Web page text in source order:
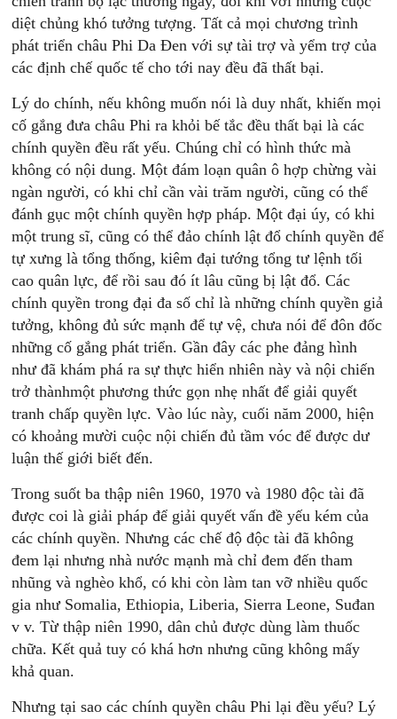
diệt chủng khó tưởng tượng. Tất cả mọi chương trình
phát triển châu Phi Da Đen với sự tài trợ và yểm trợ của
các định chế quốc tế cho tới nay đều đã thất bại.
Lý do chính, nếu không muốn nói là duy nhất, khiến mọi
cố gắng đưa châu Phi ra khỏi bế tắc đều thất bại là các
chính quyền đều rất yếu. Chúng chỉ có hình thức mà
không có nội dung. Một đám loạn quân ô hợp chừng vài
ngàn người, có khi chỉ cần vài trăm người, cũng có thể
đánh gục một chính quyền hợp pháp. Một đại úy, có khi
một trung sĩ, cũng có thể đảo chính lật đổ chính quyền để
tự xưng là tổng thống, kiêm đại tướng tổng tư lệnh tối
cao quân lực, để rồi sau đó ít lâu cũng bị lật đổ. Các
chính quyền trong đại đa số chỉ là những chính quyền giả
tưởng, không đủ sức mạnh để tự vệ, chưa nói để đôn đốc
những cố gắng phát triển. Gần đây các phe đảng hình
như đã khám phá ra sự thực hiển nhiên này và nội chiến
trở thànhmột phương thức gọn nhẹ nhất để giải quyết
tranh chấp quyền lực. Vào lúc này, cuối năm 2000, hiện
có khoảng mười cuộc nội chiến đủ tầm vóc để được dư
luận thế giới biết đến.
Trong suốt ba thập niên 1960, 1970 và 1980 độc tài đã
được coi là giải pháp để giải quyết vấn đề yếu kém của
các chính quyền. Nhưng các chế độ độc tài đã không
đem lại nhưng nhà nước mạnh mà chỉ đem đến tham
nhũng và nghèo khổ, có khi còn làm tan vỡ nhiều quốc
gia như Somalia, Ethiopia, Liberia, Sierra Leone, Suđan
v v. Từ thập niên 1990, dân chủ được dùng làm thuốc
chữa. Kết quả tuy có khá hơn nhưng cũng không mấy
khả quan.
Nhưng tại sao các chính quyền châu Phi lại đều yếu? Lý